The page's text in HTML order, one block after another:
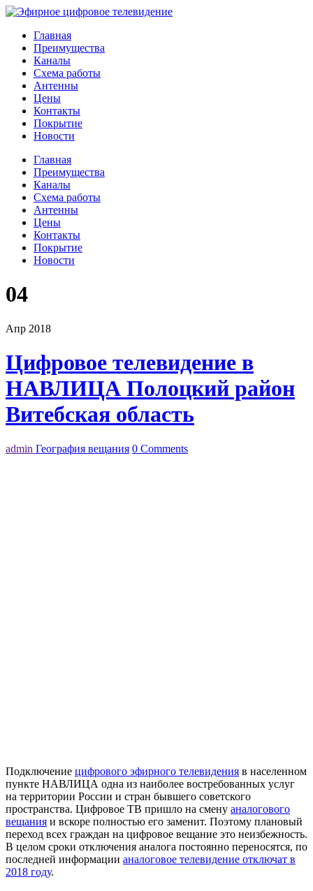
Главная
Преимущества
Каналы
Схема работы
Антенны
Цены
Контакты
Покрытие
Новости
Главная
Преимущества
Каналы
Схема работы
Антенны
Цены
Контакты
Покрытие
Новости
04
Апр 2018
Цифровое телевидение в
НАВЛИЦА Полоцкий район
Витебская область
admin География вещания 0 Comments
Подключение цифрового эфирного телевидения в населенном
пункте НАВЛИЦА одна из наиболее востребованных услуг
на территории России и стран бывшего советского
пространства. Цифровое ТВ пришло на смену аналогового
вещания и вскоре полностью его заменит. Поэтому плановый
переход всех граждан на цифровое вещание это неизбежность.
В целом сроки отключения аналога постоянно переносятся, по
последней информации аналоговое телевидение отключат в
2018 году.